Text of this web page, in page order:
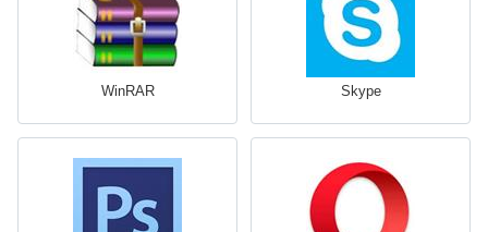
WinRAR Skype